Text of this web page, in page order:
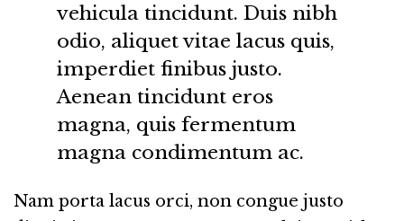
vehicula tincidunt. Duis nibh
odio, aliquet vitae lacus quis,
imperdiet finibus justo.
Aenean tincidunt eros
magna, quis fermentum
magna condimentum ac.
Nam porta lacus orci, non congue justo